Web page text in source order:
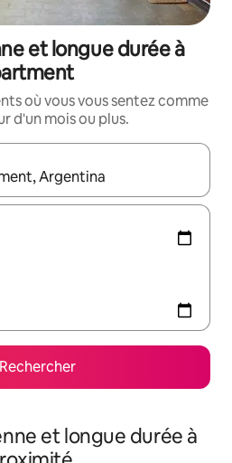
et longue durée à
où vous vous sentez comme
d'un mois ou plus.
utilisez les flèches vers le
Rechercher
et longue durée à